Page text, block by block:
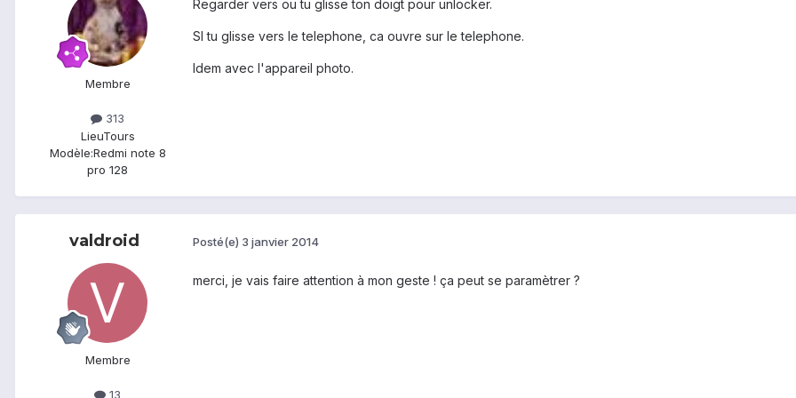
Membre
313
LieuTours
Modèle:Redmi note 8
pro 128
Regarder vers ou tu glisse ton doigt pour unlocker.
SI tu glisse vers le telephone, ca ouvre sur le telephone.
Idem avec l'appareil photo.
valdroid
Membre
13
Posté(e) 3 janvier 2014
merci, je vais faire attention à mon geste ! ça peut se paramètrer ?